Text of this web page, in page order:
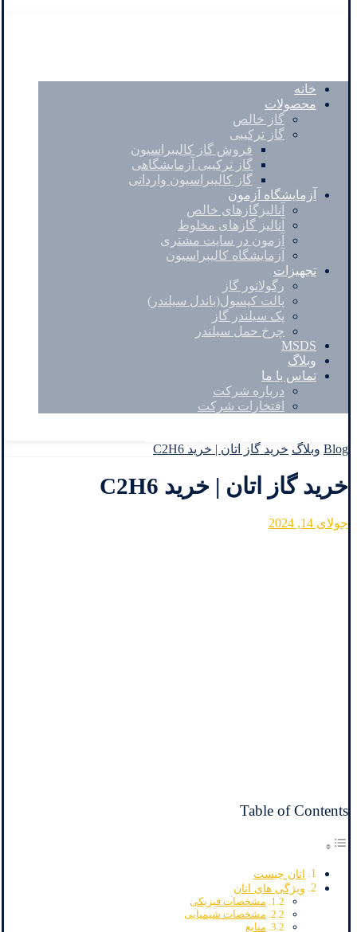
خانه
محصولات
گاز خالص
گاز ترکیبی
فروش گاز کالیبراسیون
گاز ترکیبی آزمایشگاهی
گاز کالیبراسیون وارداتی
آزمایشگاه آزمون
آنالیزگازهای خالص
آنالیز گازهای مخلوط
آزمون در سایت مشتری
آزمایشگاه کالیبراسیون
تجهیزات
رگولاتور گاز
پالت کپسول(باندل سیلندر)
پک سیلندر گاز
چرخ حمل سیلندر
MSDS
وبلاگ
تماس با ما
درباره شرکت
افتخارات شرکت
Blog وبلاگ خرید گاز اتان | خرید C2H6
خرید گاز اتان | خرید C2H6
جولای 14, 2024
Table of Contents
اتان چیست
ویژگی های اتان
مشخصات فیزیکی
مشخصات شیمیایی
منابع